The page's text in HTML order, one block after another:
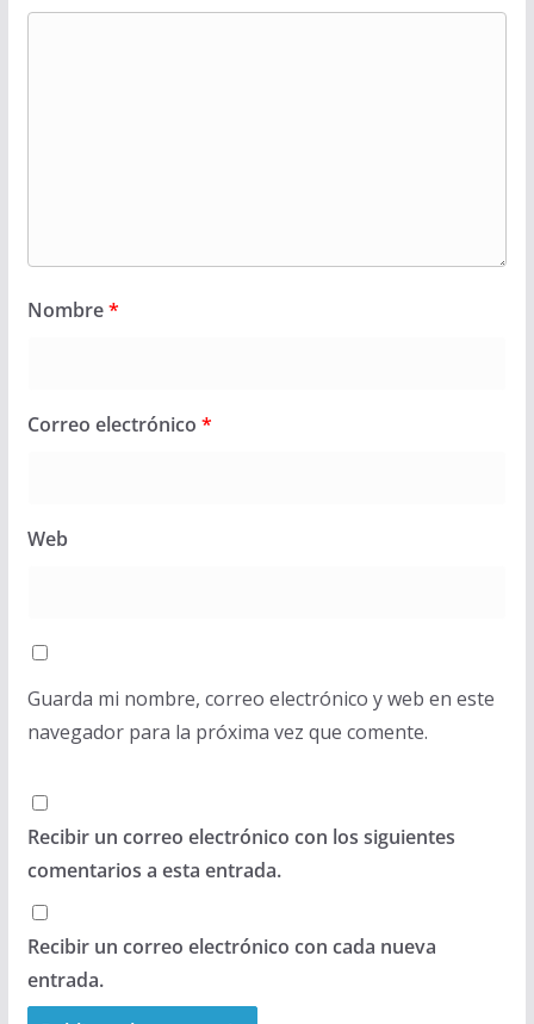
Nombre*
Correo electrónico *
Web
Guarda mi nombre, correo electrónico y web en este
navegador para la próxima vez que comente.
Recibir un correo electrónico con los siguientes
comentarios a esta entrada.
Recibir un correo electrónico con cada nueva
entrada.